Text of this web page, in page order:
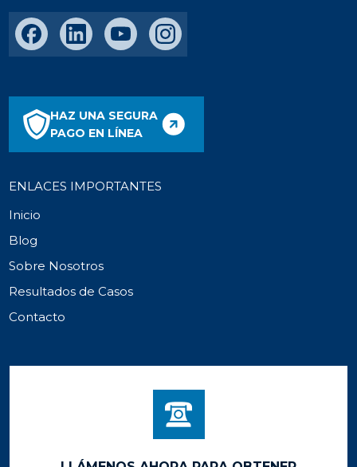
HAZ UNA SEGURA
PAGO EN LÍNEA
ENLACES IMPORTANTES
Inicio
Blog
Sobre Nosotros
Resultados de Casos
Contacto